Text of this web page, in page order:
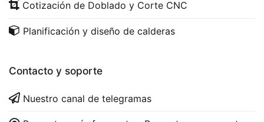
Cotización de Doblado y Corte CNC
Planificación y diseño de calderas
Contacto y soporte
Nuestro canal de telegramas